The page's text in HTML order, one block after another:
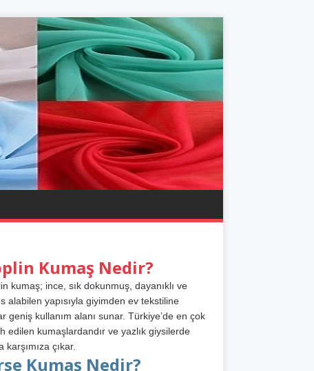
Kumaş Nedir?
kumaş; ince, sık dokunmuş, dayanıklı ve
alabilen yapısıyla giyimden ev tekstiline
geniş kullanım alanı sunar. Türkiye’de en çok
edilen kumaşlardandır ve yazlık giysilerde
karşımıza çıkar.
Kumaş Nedir?